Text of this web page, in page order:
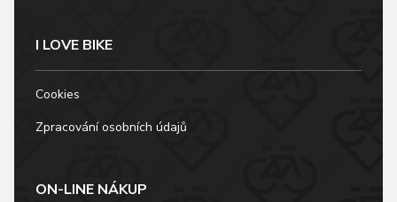
I LOVE BIKE
Cookies
Zpracování osobních údajů
ON-LINE NÁKUP